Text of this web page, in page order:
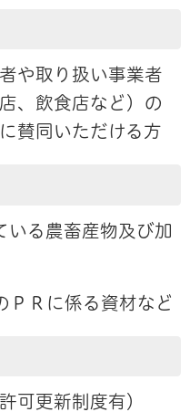
や取り扱い事業者
、飲食店など）の
賛同いただける方
る農畜産物及び加
Ｒに係る資材など
可更新制度有）